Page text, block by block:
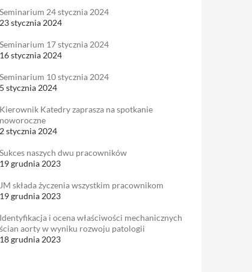
Seminarium 24 stycznia 2024
23 stycznia 2024
Seminarium 17 stycznia 2024
16 stycznia 2024
Seminarium 10 stycznia 2024
5 stycznia 2024
Kierownik Katedry zaprasza na spotkanie
noworoczne
2 stycznia 2024
Sukces naszych dwu pracowników
19 grudnia 2023
JM składa życzenia wszystkim pracownikom
19 grudnia 2023
Identyfikacja i ocena właściwości mechanicznych
ścian aorty w wyniku rozwoju patologii
18 grudnia 2023